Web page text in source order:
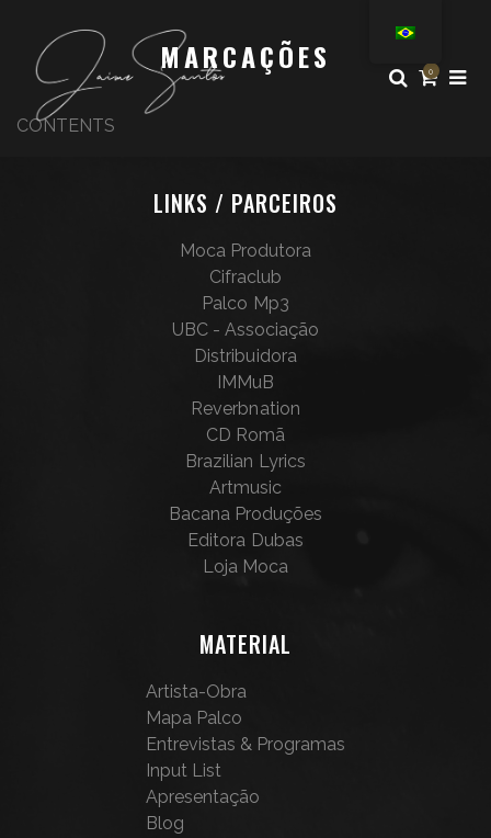
0
MARCAÇÕES
CONTENTS
LINKS / PARCEIROS
Moca Produtora
Cifraclub
Palco Mp3
UBC - Associação
Distribuidora
IMMuB
Reverbnation
CD Romã
Brazilian Lyrics
Artmusic
Bacana Produções
Editora Dubas
Loja Moca
MATERIAL
Artista-Obra
Mapa Palco
Entrevistas & Programas
Input List
Apresentação
Blog